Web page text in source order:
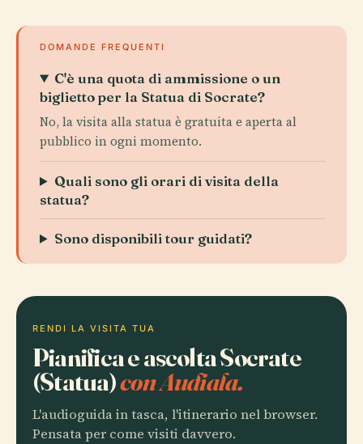
DOMANDE FREQUENTI
C'è una quota di ammissione o un
biglietto per la Statua di Socrate?
No, la visita alla statua è gratuita e aperta al
pubblico in ogni momento.
Quali sono gli orari di visita della
statua?
Sono disponibili tour guidati?
RENDI LA VISITA TUA
Pianifica e ascolta Socrate
(Statua)con Audiala.
L'audioguida in tasca, l'itinerario nel browser.
Pensata per come visiti davvero.